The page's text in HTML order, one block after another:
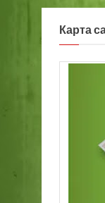
Карта